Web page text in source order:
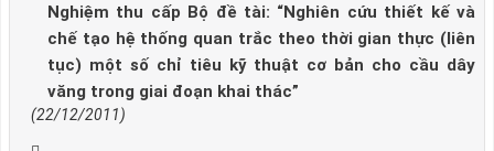
Nghiệm thu cấp Bộ đề tài: “Nghiên cứu thiết kế và
chế tạo hệ thống quan trắc theo thời gian thực (liên
tục) một số chỉ tiêu kỹ thuật cơ bản cho cầu dây
văng trong giai đoạn khai thác”
(22/12/2011)